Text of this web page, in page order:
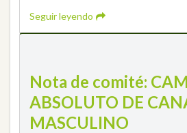
Seguir leyendo
Nota de comité:
ABSOLUTO DE
MASCULINO